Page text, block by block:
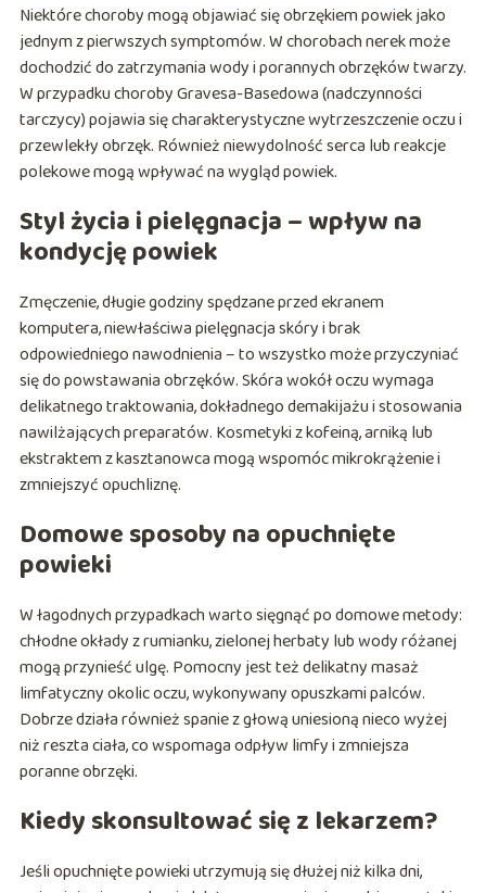
Niektóre choroby mogą objawiać się obrzękiem powiek jako
jednym z pierwszych symptomów. W chorobach nerek może
dochodzić do zatrzymania wody i porannych obrzęków twarzy.
W przypadku choroby Gravesa-Basedowa (nadczynności
tarczycy) pojawia się charakterystyczne wytrzeszczenie oczu i
przewlekły obrzęk. Również niewydolność serca lub reakcje
polekowe mogą wpływać na wygląd powiek.
Styl życia i pielęgnacja – wpływ na
kondycję powiek
Zmęczenie, długie godziny spędzane przed ekranem
komputera, niewłaściwa pielęgnacja skóry i brak
odpowiedniego nawodnienia – to wszystko może przyczyniać
się do powstawania obrzęków. Skóra wokół oczu wymaga
delikatnego traktowania, dokładnego demakijażu i stosowania
nawilżających preparatów. Kosmetyki z kofeiną, arniką lub
ekstraktem z kasztanowca mogą wspomóc mikrokrążenie i
zmniejszyć opuchliznę.
Domowe sposoby na opuchnięte
powieki
W łagodnych przypadkach warto sięgnąć po domowe metody:
chłodne okłady z rumianku, zielonej herbaty lub wody różanej
mogą przynieść ulgę. Pomocny jest też delikatny masaż
limfatyczny okolic oczu, wykonywany opuszkami palców.
Dobrze działa również spanie z głową uniesioną nieco wyżej
niż reszta ciała, co wspomaga odpływ limfy i zmniejsza
poranne obrzęki.
Kiedy skonsultować się z lekarzem?
Jeśli opuchnięte powieki utrzymują się dłużej niż kilka dni,